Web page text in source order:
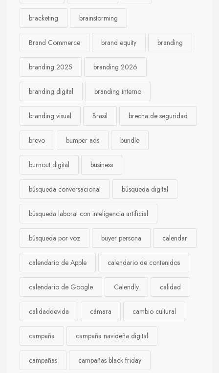
bracketing brainstorming
Brand Commerce brand equity branding
branding 2025 branding 2026
branding digital branding interno
branding visual Brasil brecha de seguridad
brevo bumper ads bundle
burnout digital business
búsqueda conversacional búsqueda digital
búsqueda laboral con inteligencia artificial
búsqueda por voz buyer persona calendar
calendario de Apple calendario de contenidos
calendario de Google Calendly calidad
calidaddevida cámara cambio cultural
campaña campaña navideña digital
campañas campañas black friday